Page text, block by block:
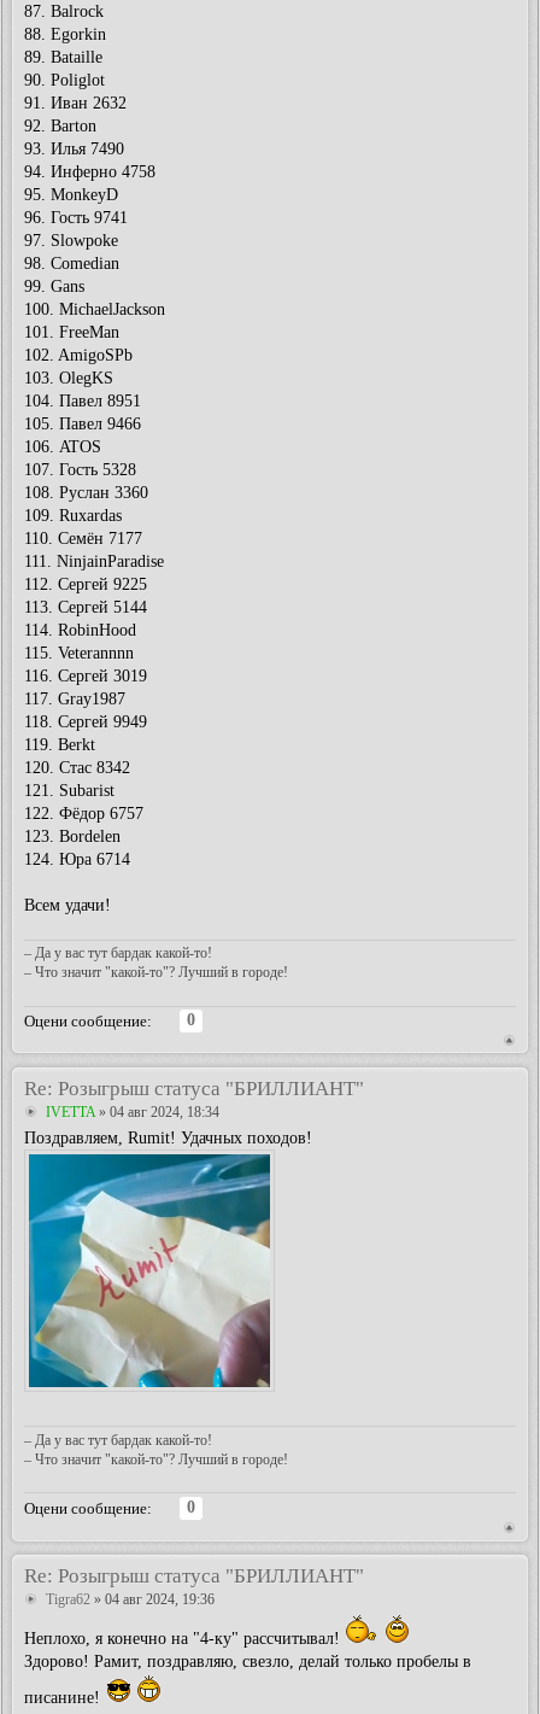
87. Balrock
88. Egorkin
89. Bataille
90. Poliglot
91. Иван 2632
92. Barton
93. Илья 7490
94. Инферно 4758
95. MonkeyD
96. Гость 9741
97. Slowpoke
98. Comedian
99. Gans
100. MichaelJackson
101. FreeMan
102. AmigoSPb
103. OlegKS
104. Павел 8951
105. Павел 9466
106. ATOS
107. Гость 5328
108. Руслан 3360
109. Ruxardas
110. Семён 7177
111. NinjainParadise
112. Сергей 9225
113. Сергей 5144
114. RobinHood
115. Veterannnn
116. Сергей 3019
117. Gray1987
118. Сергей 9949
119. Berkt
120. Стас 8342
121. Subarist
122. Фёдор 6757
123. Bordelen
124. Юра 6714
Всем удачи!
– Да у вас тут бардак какой-то!
– Что значит "какой-то"? Лучший в городе!
Оцени сообщение:
0
Re: Розыгрыш статуса "БРИЛЛИАНТ"
IVETTA» 04 авг 2024, 18:34
Поздравляем, Rumit! Удачных походов!
– Да у вас тут бардак какой-то!
– Что значит "какой-то"? Лучший в городе!
Оцени сообщение:
0
Re: Розыгрыш статуса "БРИЛЛИАНТ"
Tigra62 » 04 авг 2024, 19:36
Неплохо, я конечно на "4-ку" рассчитывал!
Здорово! Рамит, поздравляю, свезло, делай только пробелы в
писанине!